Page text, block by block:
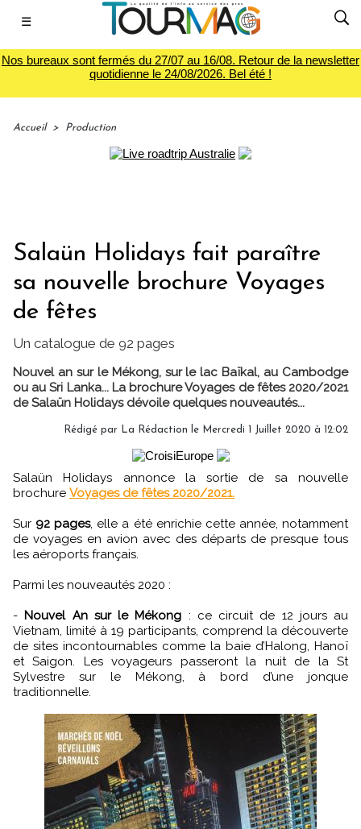
☰
Nos bureaux sont fermés du 27/07 au 16/08. Retour de la newsletter
quotidienne le 24/08/2026. Bel été !
Accueil > Production
Salaün Holidays fait paraître
sa nouvelle brochure Voyages
de fêtes
Un catalogue de 92 pages
Nouvel an sur le Mékong, sur le lac Baïkal, au Cambodge
ou au Sri Lanka... La brochure Voyages de fêtes 2020/2021
de Salaün Holidays dévoile quelques nouveautés...
Rédigé par La Rédaction le Mercredi 1 Juillet 2020 à 12:02
Salaün Holidays annonce la sortie de sa nouvelle
brochure Voyages de fêtes 2020/2021.
Sur 92 pages, elle a été enrichie cette année, notamment
de voyages en avion avec des départs de presque tous
les aéroports français.
Parmi les nouveautés 2020 :
- Nouvel An sur le Mékong : ce circuit de 12 jours au
Vietnam, limité à 19 participants, comprend la découverte
de sites incontournables comme la baie d’Halong, Hanoï
et Saigon. Les voyageurs passeront la nuit de la St
Sylvestre sur le Mékong, à bord d’une jonque
traditionnelle.